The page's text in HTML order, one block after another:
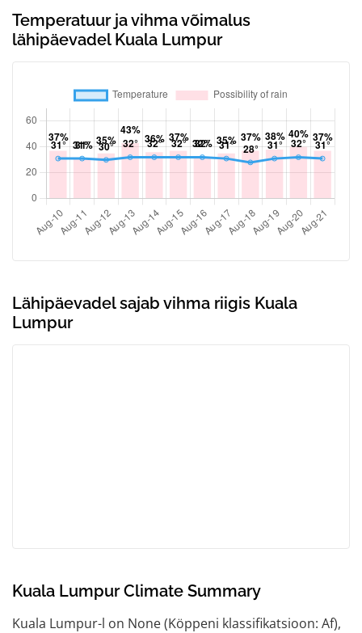
Temperatuur ja vihma võimalus
lähipäevadel Kuala Lumpur
Lähipäevadel sajab vihma riigis Kuala
Lumpur
Kuala Lumpur Climate Summary
Kuala Lumpur-l on None (Köppeni klassifikatsioon: Af),